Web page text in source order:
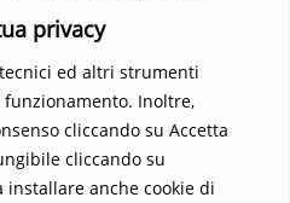
privacy
ed altri strumenti
Inoltre,
cliccando su Accetta
cliccando su
installare anche cookie di
Scopri un mondo in cui
di immergerti in
il libro e lascia che la